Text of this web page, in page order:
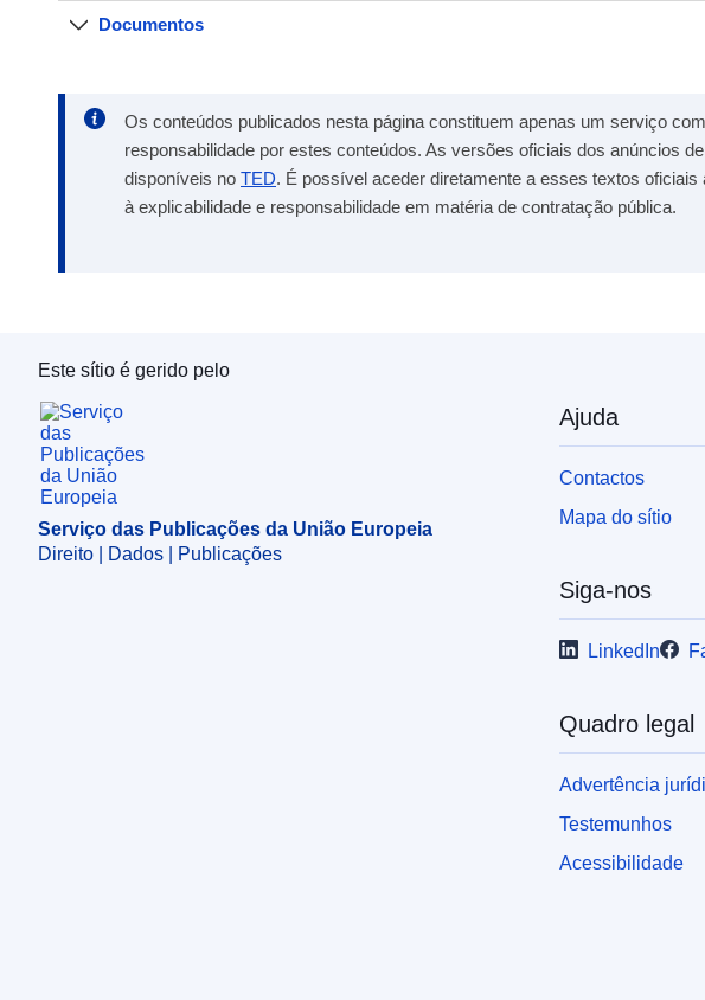
Documentos
Os conteúdos publicados nesta página constituem apenas um serviço
responsabilidade por estes conteúdos. As versões oficiais dos anúncios
disponíveis no TED. É possível aceder diretamente a esses textos
à explicabilidade e responsabilidade em matéria de contratação pública.
Serviço das Publicações da União Europeia
Este sítio é gerido pelo
Serviço das Publicações da União Europeia
Direito | Dados | Publicações
Ajuda
Contactos
Mapa do sítio
Siga-nos
LinkedIn
Quadro legal
Advertência
Testemunhos
Acessibilidade